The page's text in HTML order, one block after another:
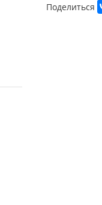
Поделиться